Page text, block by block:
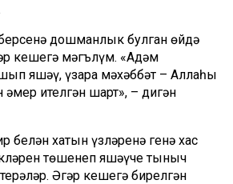
дошманлык булган өйдә
кешегә мәгълүм. «Адәм
яшәү, үзара мәхәббәт – Аллаһы
әмер ителгән шарт», – дигән
хатын үзләренә генә хас
төшенеп яшәүче тыныч
Әгәр кешегә бирелгән